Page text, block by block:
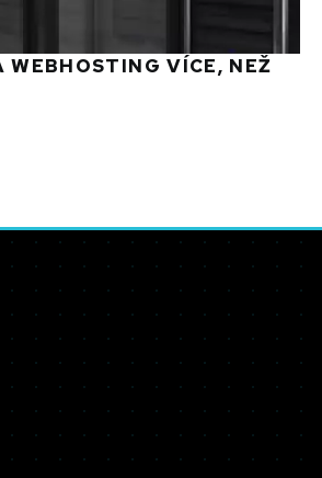
WEBHOSTING VÍCE, NEŽ